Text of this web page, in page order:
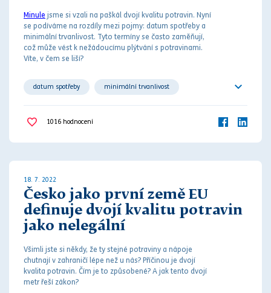
Minule jsme si vzali na paškál dvojí kvalitu potravin. Nyní
se podíváme na rozdíly mezi pojmy: datum spotřeby a
minimální trvanlivost. Tyto termíny se často zaměňují,
což může vést k nežádoucímu plýtvání s potravinami.
Víte, v čem se liší?
datum spotřeby minimální trvanlivost
potravina potraviny
státní zemědělská a potravinářská inspekce
1016 hodnocení
18. 7. 2022
Česko jako první země EU
definuje dvojí kvalitu potravin
jako nelegální
Všimli jste si někdy, že ty stejné potraviny a nápoje
chutnají v zahraničí lépe než u nás? Příčinou je dvojí
kvalita potravin. Čím je to způsobené? A jak tento dvojí
metr řeší zákon?